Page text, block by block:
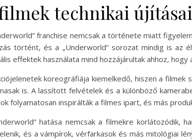
technikai
franchise nemcsak a története miatt
történt, és a „Underworld” sorozat mindig is az
effektek használata mind hozzájárultak ahhoz,
koreográfiája kiemelkedő, hiszen a filmek
is. A lassított felvételek és a különböző
folyamatosan inspirálták a filmes ipart, és más
hatása nemcsak a filmekre korlátozódik,
és a vámpírok, vérfarkasok és más mitológiai